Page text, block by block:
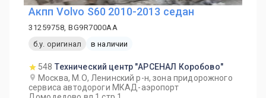
Акпп Volvo S60 2010-2013 седан
31259758, BG9R7000AA
б.у. оригинал
в наличии
548 Технический центр "АРСЕНАЛ Коробово"
Москва, М.О, Ленинский р-н, зона придорожного
сервиса автодороги МКАД-аэропорт